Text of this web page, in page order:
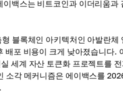
백스는 비트코인과 이더리움
블록체인 아키텍처인 아발란
포 비용이 크게 낮아졌습니다.
세계 자산 토큰화 프로젝트를
소각 메커니즘은 에이백스를